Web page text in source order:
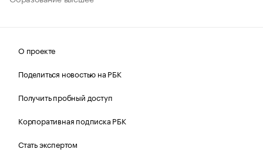
О проекте
Поделиться новостью на РБК
Получить пробный доступ
Корпоративная подписка РБК
Стать экспертом